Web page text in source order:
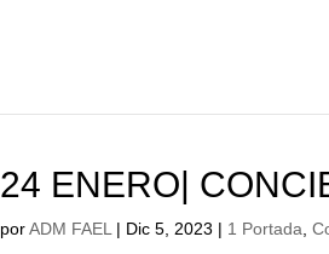
24 ENERO|
porADM FAEL |Dic 5, 2023 | 1 Portada,